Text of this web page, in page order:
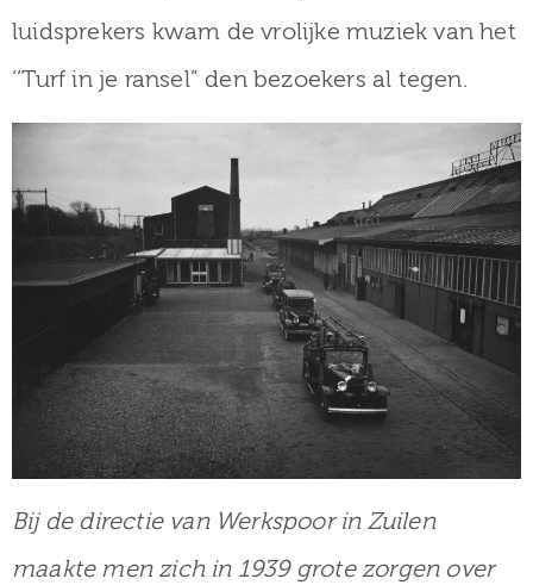
luidsprekers kwam de vrolijke muziek van het
‘‘Turf in je ransel” den bezoekers al tegen.
Bij de directie van Werkspoor in Zuilen
maakte men zich in 1939 grote zorgen over